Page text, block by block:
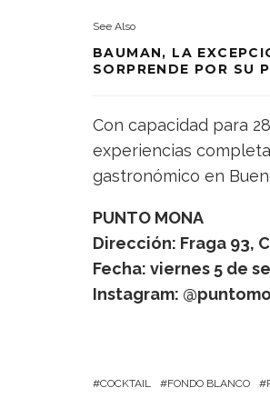
See Also
BAUMAN, LA
SORPRENDE POR SU
Con capacidad para
experiencias
gastronómico en
PUNTO MONA
Dirección: Fraga 93,
Fecha: viernes 5 de
Instagram:
COCKTAIL FONDO BLANCO